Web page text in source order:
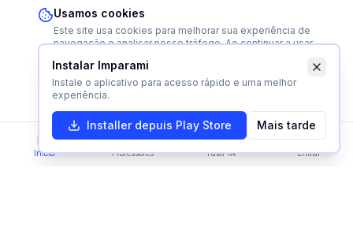
Instalar Imparami
Instale o aplicativo para acesso rápido e uma melhor
experiência.
Installer depuis Play Store Mais tarde
Usamos cookies
Este site usa cookies para melhorar sua experiência de
navegação e analisar nosso tráfego. Ao continuar a usar
Saiba mais
Recusar Aceitar
Início Professores Tutor IA Entrar